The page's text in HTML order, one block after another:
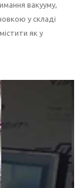
вакууму,
у складі
як у